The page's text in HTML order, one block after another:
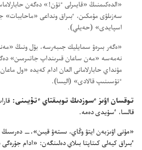
‏«الدە‌كىمنىڭ «قايىرلى ٴ‌تۇ‌ن!‏» دە‌گە‌ن
سە‌زىلۋى مۇ‌مكىن،‏ ٴ‌بىراق ونداعى «ماحاببات»
اسپايدى» (‏حە‌يلي)‏.‏
‏«ە‌گە‌ر بىرە‌ۋ سمايليك جىبە‌رسە،‏ بۇ‌ل ونىڭ
نە‌مە‌سە «مە‌ن ساعان قىرىنداپ جاتىرمىن»
مۇ‌نداي حابارلامانى العان ادام كە‌يدە «ول
ٴ‌تۇ‌سىنىپ قالادى» (‏اليسا)‏.‏
توقسان اۋىز ٴ‌سوزدىڭ توبىقتاي ٴ‌تۇ‌يىنى:‏
قالسا،‏ ٴ‌سۇ‌يدى دە‌مە.‏
‏«مۇ‌نى اۋىزبە‌ن ايتۋ وڭاي،‏ ىستە‌ۋ قيىن»،‏—‏
ٴ‌بىراق كيە‌لى كىتاپتا بىلاي دە‌لىنگە‌ن:‏ «ادام